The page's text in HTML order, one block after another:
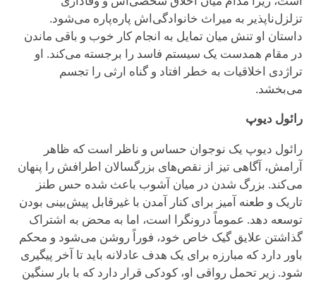
تزلزل‌ناپذیر به میراث خانوادگی‌اش پاره‌پاره می‌شود.
داستان او تنش میان تمایل به انجام کار خوب و باقی ماندن
در مقام همدست یک سیستم فاسد را برجسته می‌کند. او
تراژدی اخلاقیات به خطر افتاد و گناه ارثی را تجسم
می‌بخشد.
رائول دیوپ
رائول دیوپ یک نوجوان حساس و ناظر است که ظاهر
آرامش، آگاهی تیز از نقص‌های بزرگسالان اطرافش را پنهان
می‌کند. بزرگ شدن در میان آشوب باعث شده حس طنز
تاریک و طعنه آمیز برای کنار آمدن با غیرقابل پیش‌بینی بودن
توسعه دهد. عموماً درونگرا است، اما به محض به اشتراک
گذاشتن علایق گیک خاص خود، فوراً روشن می‌شود و محکم
باور دارد که مبارزه برای یک هدف عادلانه باید تا آخر پیگیری
شود. زیر تحمل رواقی او، کودکی قرار دارد که با بار سنگین